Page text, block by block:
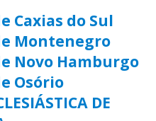
Caxias do Sul
Montenegro
Novo Hamburgo
Osório
DE